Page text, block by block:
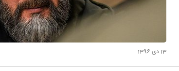
13 دی 1396